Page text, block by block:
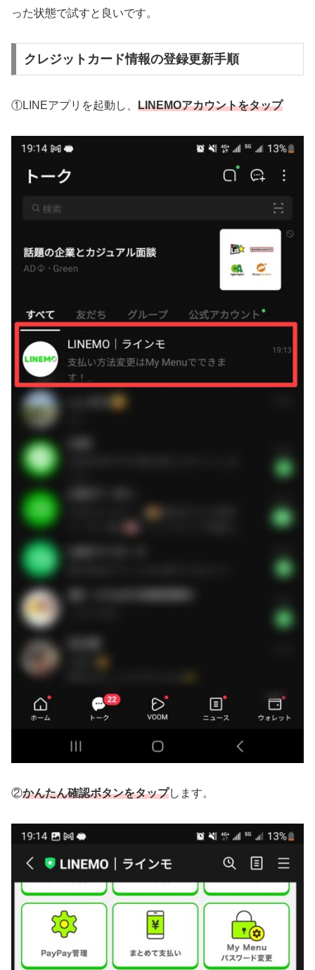
った状態で試すと良いです。
クレジットカード情報の登録更新手順
①LINEアプリを起動し、 LINEMOアカウントをタップ
②かんたん確認ボタンをタップします。